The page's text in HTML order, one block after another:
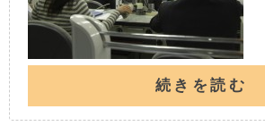
続きを読む